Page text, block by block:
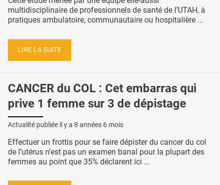
multidisciplinaire de professionnels de santé de l’UTAH, à
pratiques ambulatoire, communautaire ou hospitalière ...
LIRE LA SUITE
CANCER du COL : Cet embarras qui
prive 1 femme sur 3 de dépistage
Actualité publiée il y a 8 années 6 mois
Effectuer un frottis pour se faire dépister du cancer du col
de l’utérus n’est pas un examen banal pour la plupart des
femmes au point que 35% déclarent ici ...